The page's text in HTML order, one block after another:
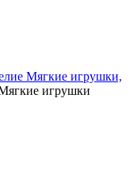
Мягкие игрушки,
игрушки